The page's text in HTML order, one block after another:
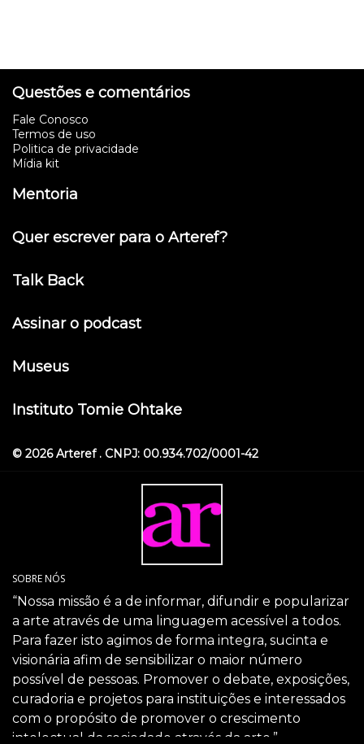
Questões e comentários
Fale Conosco
Termos de uso
Politica de privacidade
Mídia kit
Mentoria
Quer escrever para o Arteref?
Talk Back
Assinar o podcast
Museus
Instituto Tomie Ohtake
© 2026 Arteref . CNPJ: 00.934.702/0001-42
SOBRE NÓS
“Nossa missão é a de informar, difundir e popularizar
a arte através de uma linguagem acessível a todos.
Para fazer isto agimos de forma integra, sucinta e
visionária afim de sensibilizar o maior número
possível de pessoas. Promover o debate, exposições,
curadoria e projetos para instituições e interessados
com o propósito de promover o crescimento
intelectual da sociedade através da arte.”